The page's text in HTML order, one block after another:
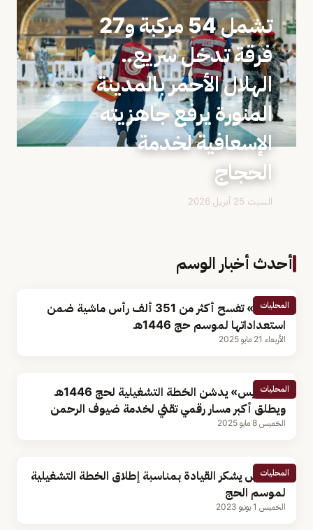
تشمل 54 مركبة و27
فرقة تدخل سريع..
الهلال الأحمر بالمدينة
المنورة يرفع جاهزيته
الإسعافية لخدمة
الحجاج
السبت 25 أبريل 2026
أحدث أخبار الوسم
المحليات
«البيئة» تفسح أكثر من 351 ألف رأس ماشية ضمن
استعداداتها لموسم حج 1446هـ
الأربعاء 21 مايو 2025
المحليات
«السديس» يدشن الخطة التشغيلية لحج 1446هـ
ويطلق أكبر مسار رقمي تقني لخدمة ضيوف الرحمن
الخميس 8 مايو 2025
المحليات
السديس يشكر القيادة بمناسبة إطلاق الخطة التشغيلية
لموسم الحج
الخميس 1 يونيو 2023